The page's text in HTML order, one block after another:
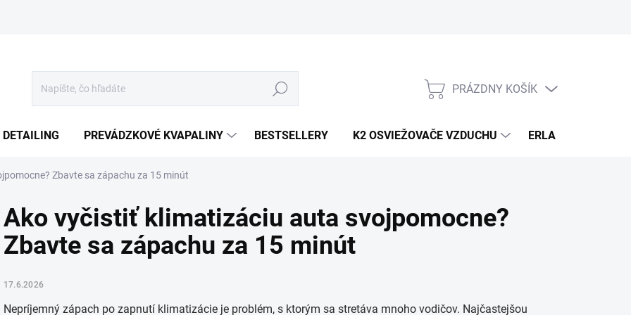
Hľadať
NÁKUPNÝ
PRÁZDNY KOŠÍK
DETAILING PREVÁDZKOVÉ KVAPALINY BESTSELLERY K2 OSVIEŽOVAČE VZDUCHU ERLA HORECA A
Zbavte sa zápachu za 15 minút
Ako vyčistiť klimatizáciu auta svojpomocne?
Zbavte sa zápachu za 15 minút
17.6.2026
Nepríjemný zápach po zapnutí klimatizácie je problém, s ktorým sa stretáva mnoho vodičov. Najčastejšou